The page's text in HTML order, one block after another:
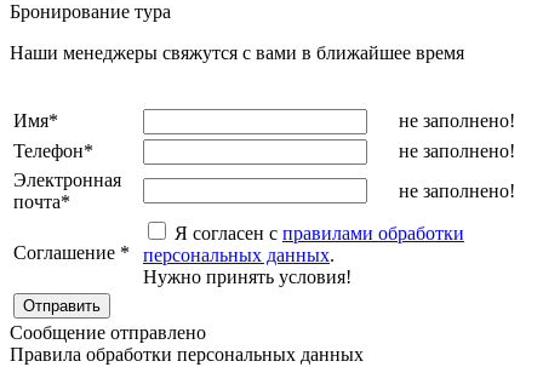
Бронирование тура
Наши менеджеры свяжутся с вами в ближайшее время
Имя*
не заполнено!
Телефон*
не заполнено!
Электронная
почта*
не заполнено!
Соглашение *
Я согласен с правилами обработки
персональных данных.
Нужно принять условия!
Сообщение отправлено
Правила обработки персональных данных